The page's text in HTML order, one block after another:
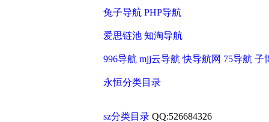
兔子导航 PHP导航
爱思链池 知淘导航
996导航 mjj云导航 快导航网 75导航 子
永恒分类目录
sz分类目录 QQ:526684326